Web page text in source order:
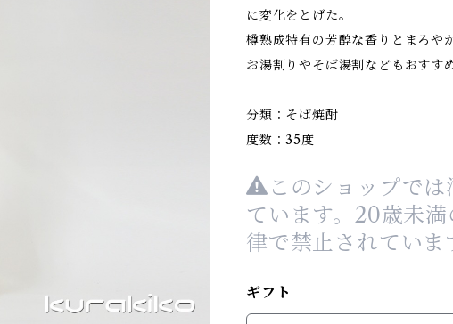
に変化をとげた。
樽熟成特有の芳醇な香りとまろや
お湯割りやそば湯割などもおすすめ
分類：そば焼酎
度数：35度
このショップで
ています。20歳未
律で禁止されていま
ギフト